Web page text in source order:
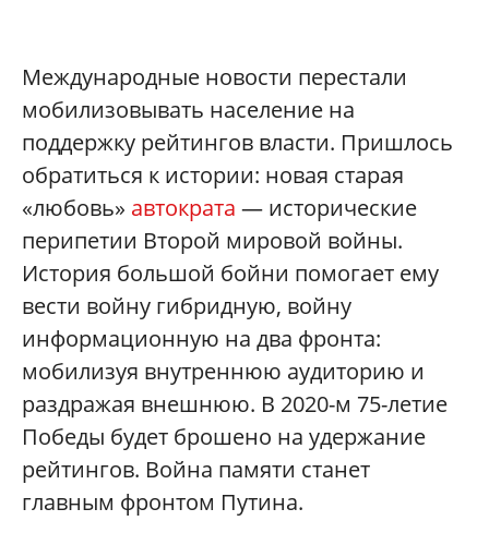
Международные новости перестали
мобилизовывать население на
поддержку рейтингов власти. Пришлось
обратиться к истории: новая старая
«любовь» автократа — исторические
перипетии Второй мировой войны.
История большой бойни помогает ему
вести войну гибридную, войну
информационную на два фронта:
мобилизуя внутреннюю аудиторию и
раздражая внешнюю. В 2020-м 75-летие
Победы будет брошено на удержание
рейтингов. Война памяти станет
главным фронтом Путина.